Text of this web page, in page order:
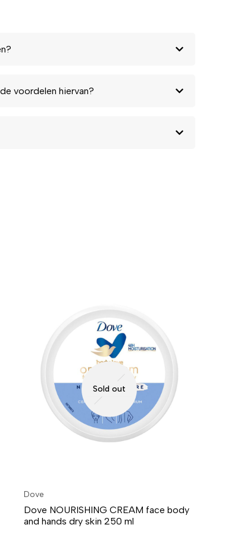
voordelen hiervan?
Sold out
Dove
Dove NOURISHING CREAM face body
and hands dry skin 250 ml